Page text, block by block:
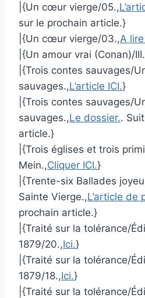
|{Un cœur vierge/05.,
sur le prochain article.}
|{Un cœur vierge/03.,A
|{Un amour vrai (Conan)/
|{Trois contes sauvages/
sauvages.,L’article ICI.}
|{Trois contes sauvages/
sauvages.,Le dossier..
article.}
|{Trois églises et trois
Mein.,Cliquer ICI.}
|{Trente-six Ballades
Sainte Vierge.,L’article de
prochain article.}
|{Traité sur la tolérance/
1879/20.,Ici.}
|{Traité sur la tolérance/
1879/18.,Ici.}
|{Traité sur la tolérance/